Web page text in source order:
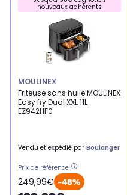
nouveaux adhérents
MOULINEX
Friteuse sans huile MOULINEX
Easy fry Dual XXL 11L
EZ942HF0
Vendu et expédié par Boulanger
Prix de référence
249,99€ -48%